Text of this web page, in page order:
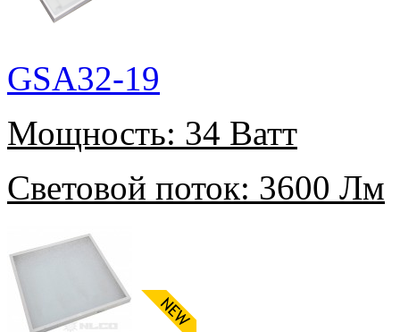
GSA32-19
Мощность: 34 Ватт
Световой поток: 3600 Лм